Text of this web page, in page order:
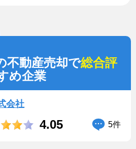
不動産売却で総合評
め企業
会社
4.05 5件